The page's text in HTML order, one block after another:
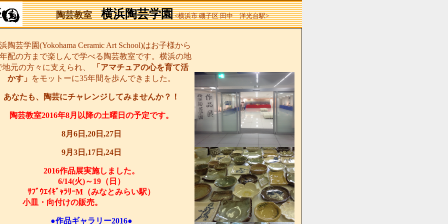
陶芸教室 横浜陶芸学園 <横浜市 磯子区 田中 洋光台駅>
陶芸学園(Yokohama Ceramic Art School)はお子様から
配の方まで楽しんで学べる陶芸教室です。横浜の地
地元の方々に支えられ、
「アマチュアの心を育て活
かす」
をモットーに35年間を歩んできました。
あなたも、陶芸にチャレンジしてみませんか？！
陶芸教室2016年8月以降の土曜日の予定です。
8月6日,20日,27日
9月3日,17日,24日
2016作品展実施しました。
6/14(火)～19（日）
ｻﾌﾞｳｴｲｷﾞｬﾗﾘｰM（みなとみらい駅）
小皿・向付けの販売。
●作品ギャラリー2016●